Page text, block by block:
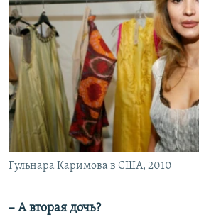
Гульнара Каримова в США, 2010
– А вторая дочь?